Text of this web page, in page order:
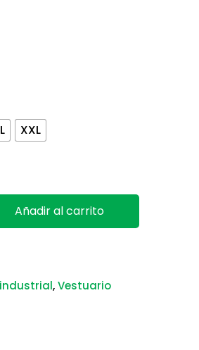
XXL
cantidad
Añadir al carrito
,Vestuario